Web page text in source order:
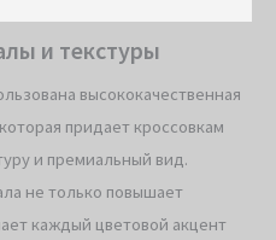
и текстуры
высококачественная
придает кроссовкам
и премиальный вид.
не только повышает
каждый цветовой акцент